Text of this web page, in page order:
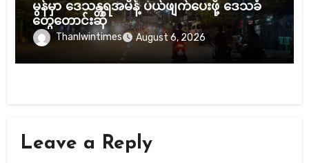
မွန်မှာ ဒေသန္တရအမိန့် ပယ်ဖျက်ပေးဖို့ ဒေသခံ
တွေတောင်းဆို
Thanlwintimes August 6, 2026
Leave a Reply